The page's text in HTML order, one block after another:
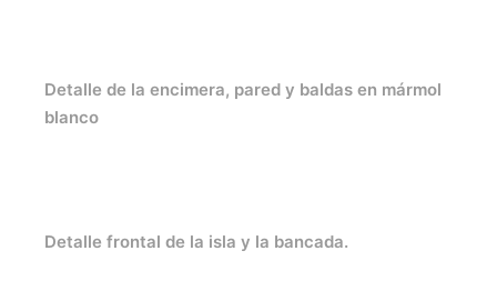
Detalle de la encimera, pared y baldas en mármol
blanco
Detalle frontal de la isla y la bancada.